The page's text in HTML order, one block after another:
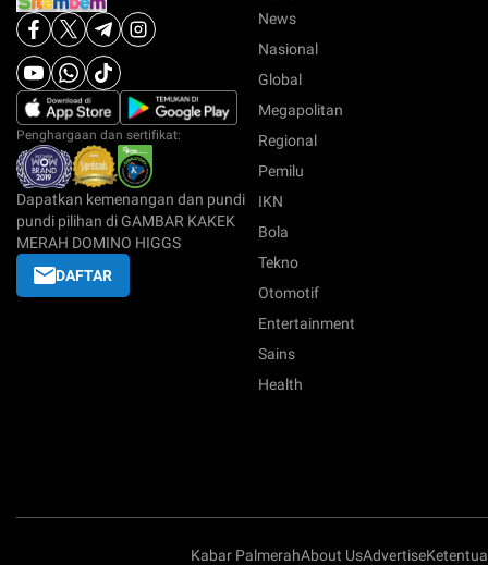
Penghargaan dan sertifikat:
Dapatkan kemenangan dan pundi
pundi pilihan di GAMBAR KAKEK
MERAH DOMINO HIGGS
DAFTAR
News
Nasional
Global
Megapolitan
Regional
Pemilu
IKN
Bola
Tekno
Otomotif
Entertainment
Sains
Health
Kabar PalmerahAbout UsAdvertise